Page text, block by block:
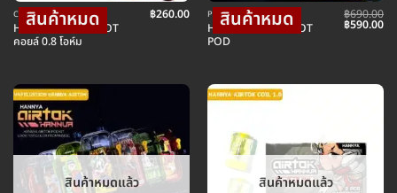
COIL คอยล์บุหรี่ไฟฟ้า
HANNYA NANO POT
คอยล์ 0.8 โอห์ม
฿260.00 POD พอตบุหรี่ไฟฟ้า
HANNYA NANO POT
POD
฿690.00
Original
price
฿590.00
สินค้าหมดแล้ว สินค้าหมดแล้ว